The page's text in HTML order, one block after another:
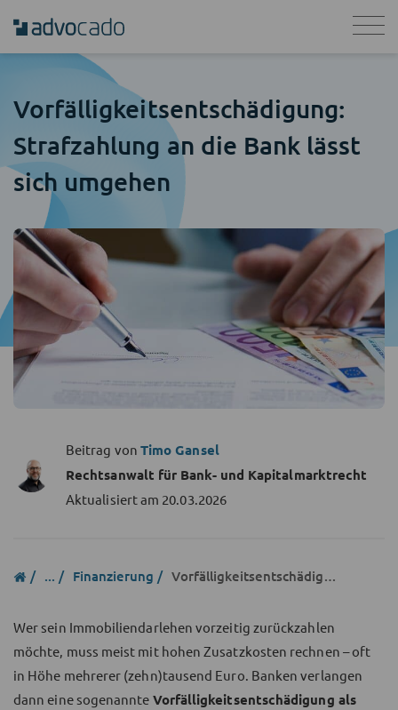
Vorfälligkeits­entschädigung:
Strafzahlung an die Bank lässt
sich umgehen
Beitrag von Timo Gansel
Rechtsanwalt für Bank- und Kapitalmarktrecht
Aktualisiert am 20.03.2026
... Finanzierung Vorfälligkeitsentschädigung
Wer sein Immobiliendarlehen vorzeitig zurückzahlen
möchte, muss meist mit hohen Zusatzkosten rechnen – oft
in Höhe mehrerer (zehn)tausend Euro. Banken verlangen
dann eine sogenannte Vorfälligkeitsentschädigung als